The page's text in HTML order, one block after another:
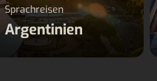
Sprachreisen
Argentinien